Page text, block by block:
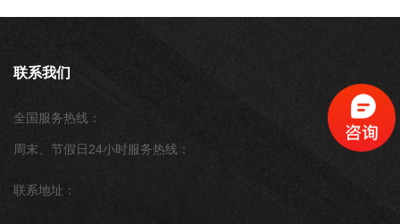
联系我们
全国服务热线：
周末、节假日24小时服务热线：
联系地址：